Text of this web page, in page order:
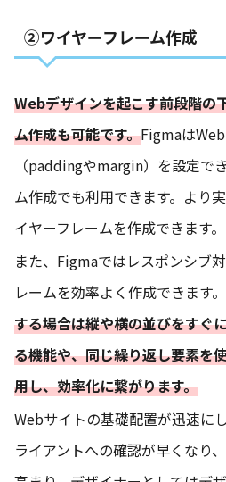
②ワイヤーフレーム作成
Webデザインを起こす前段階の
ム作成も可能です。Figmaは
（paddingやmargin）を設定で
ム作成でも利用できます。より
イヤーフレームを作成できます。
また、Figmaではレスポンシブ
レームを効率よく作成できます。
する場合は縦や横の並びをすぐ
る機能や、同じ繰り返し要素を
用し、効率化に繋がります。
Webサイトの基礎配置が迅速に
ライアントへの確認が早くなり